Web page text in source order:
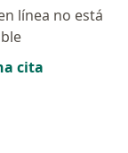
línea no está
cita